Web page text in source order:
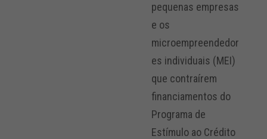
pequenas empresas
e os
microempreendedor
es individuais (MEI)
que contraírem
financiamentos do
Programa de
Estímulo ao Crédito